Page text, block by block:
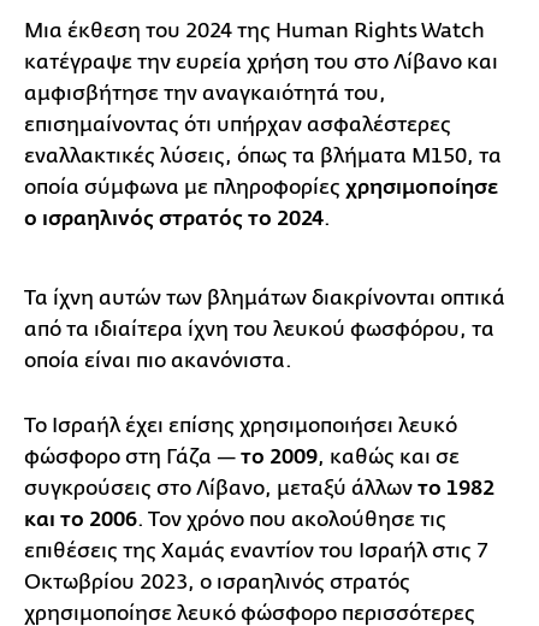
Μια έκθεση του 2024 της Human Rights Watch
κατέγραψε την ευρεία χρήση του στο Λίβανο και
αμφισβήτησε την αναγκαιότητά του,
επισημαίνοντας ότι υπήρχαν ασφαλέστερες
εναλλακτικές λύσεις, όπως τα βλήματα M150, τα
οποία σύμφωνα με πληροφορίες χρησιμοποίησε
ο ισραηλινός στρατός το 2024.
Τα ίχνη αυτών των βλημάτων διακρίνονται οπτικά
από τα ιδιαίτερα ίχνη του λευκού φωσφόρου, τα
οποία είναι πιο ακανόνιστα.
Το Ισραήλ έχει επίσης χρησιμοποιήσει λευκό
φώσφορο στη Γάζα — το 2009, καθώς και σε
συγκρούσεις στο Λίβανο, μεταξύ άλλων το 1982
και το 2006. Τον χρόνο που ακολούθησε τις
επιθέσεις της Χαμάς εναντίον του Ισραήλ στις 7
Οκτωβρίου 2023, ο ισραηλινός στρατός
χρησιμοποίησε λευκό φώσφορο περισσότερες